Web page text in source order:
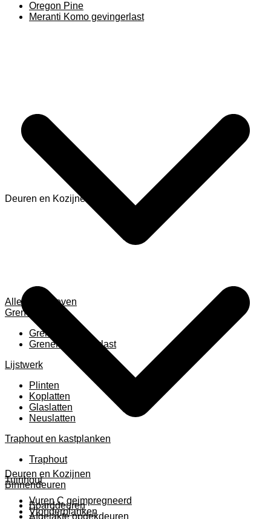
Oregon Pine
Meranti Komo gevingerlast
Alles weergeven
Grenen
Grenen B ruw
Grenen gevingerlast
Lijstwerk
Plinten
Koplatten
Glaslatten
Neuslatten
Traphout en kastplanken
Traphout
Tuinhout
Vuren C geimpregneerd
Vlonderplanken
Deuren en Kozijnen
Deuren en Kozijnen
Binnendeuren
Boarddeuren
Afgelakte opdekdeuren